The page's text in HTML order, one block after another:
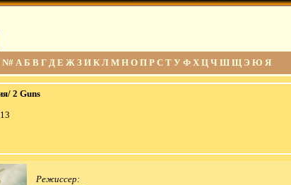
N# А Б В Г Д Е Ж З И К Л М Н О П Р С Т У Ф Х Ц Ч Ш Щ Э Ю Я
2 Guns
Режиссер: